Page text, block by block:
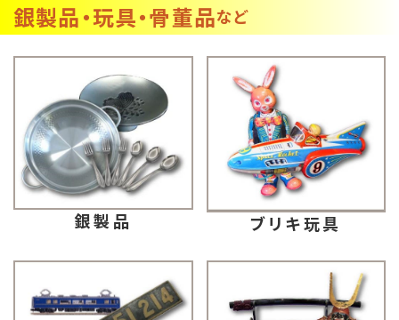
銀製品・玩具・骨董品など
銀製品 ブリキ玩具